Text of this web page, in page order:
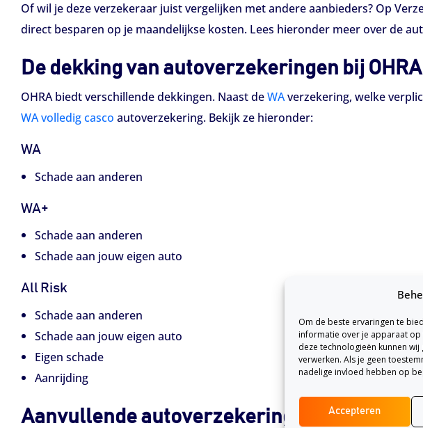
Om de beste ervaringen te
informatie over je apparaat
deze technologieën kunnen
verwerken. Als je geen
nadelige invloed hebben op
Accepteren
Of wil je deze verzekeraar juist vergelijken met andere aanbieders? Op
direct besparen op je maandelijkse kosten. Lees hieronder meer over de
De dekking van autoverzekeringen bij OHRA
OHRA biedt verschillende dekkingen. Naast deWAverzekering, welke
WA volledig casco autoverzekering. Bekijk ze hieronder:
WA
Schade aan anderen
WA+
Schade aan anderen
Schade aan jouw eigen auto
All Risk
Schade aan anderen
Schade aan jouw eigen auto
Eigen schade
Aanrijding
Aanvullende autoverzekeringen